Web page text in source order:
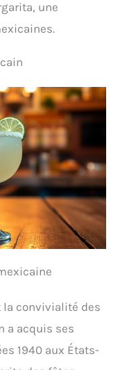
une
la convivialité des
a acquis ses
1940 aux États-